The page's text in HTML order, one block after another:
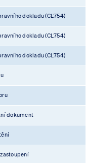
dokladu (CL754)
dokladu (CL754)
dokladu (CL754)
dokument